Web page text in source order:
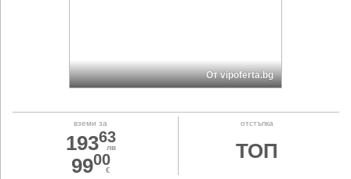
От vipoferta.bg
вземи за
19363
лв
9900
€
отстъпка
ТОП